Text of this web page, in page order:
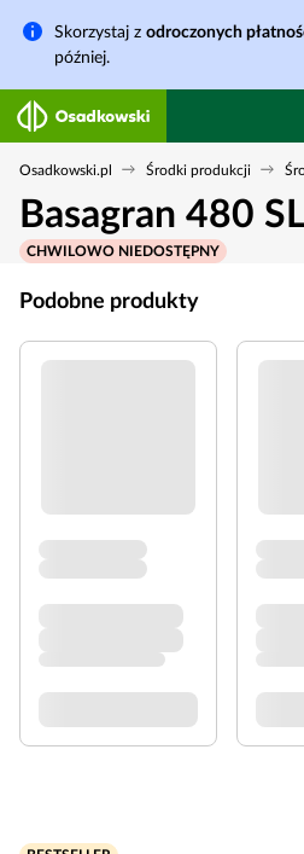
Skorzystaj z odroczonych
później.
Osadkowski.pl Środki produkcji
Basagran 480 SL
CHWILOWO NIEDOSTĘPNY
Podobne produkty